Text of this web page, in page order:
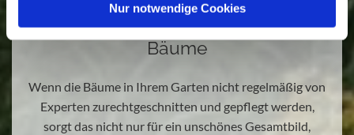
Nur notwendige Cookies
Baumpflege: Grünes Licht für Ihre
Bäume
Wenn die Bäume in Ihrem Garten nicht regelmäßig von
Experten zurechtgeschnitten und gepflegt werden,
sorgt das nicht nur für ein unschönes Gesamtbild,